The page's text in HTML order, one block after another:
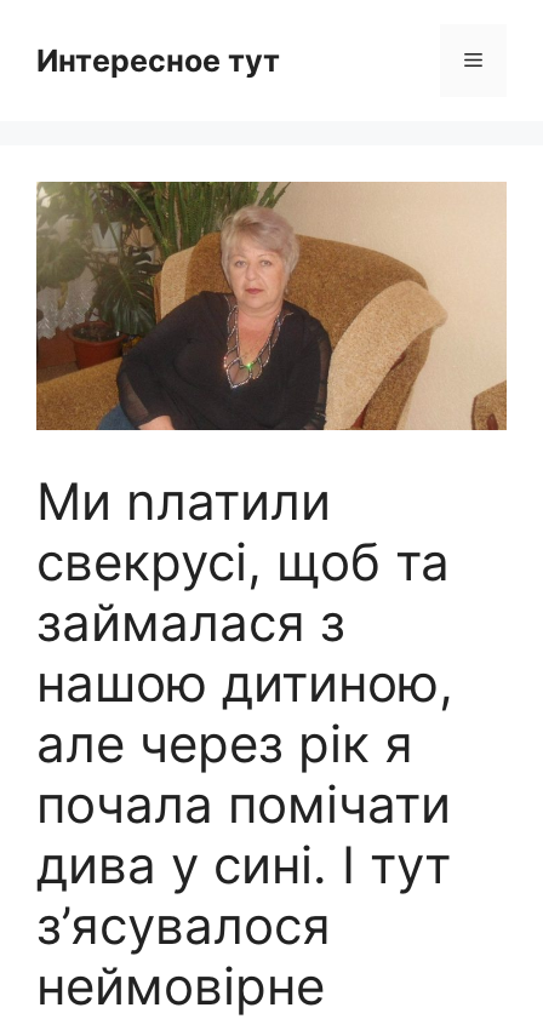
contentИнтересное тут Menu
Ми nлатили
свекрусі, щоб та
займалася з
нашою дитиною,
але через рік я
почала помічати
дива у сині. І тут
з’ясувалося
неймовірне